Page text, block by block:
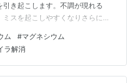
き起こします。不調が現れる
スを起こしやすくなりさらにイ
こす前にストレスを軽減させる
。 ◆イライラ解消には「カルシウ
」 神経の興奮を抑えるカルシウム
と、脳神経を安定させやすくなり
ム #マグネシウム
ラ解消